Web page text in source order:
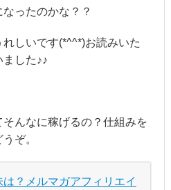
ったのかな？？
しいです(*^^*)お読みいた
した♪♪
んなに稼げるの？仕組みを
ぞ。
？メルマガアフィリエイ